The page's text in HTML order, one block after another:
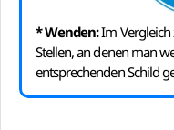
* Wenden:Im Vergleich
Stellen, an denen man
entsprechenden Schild